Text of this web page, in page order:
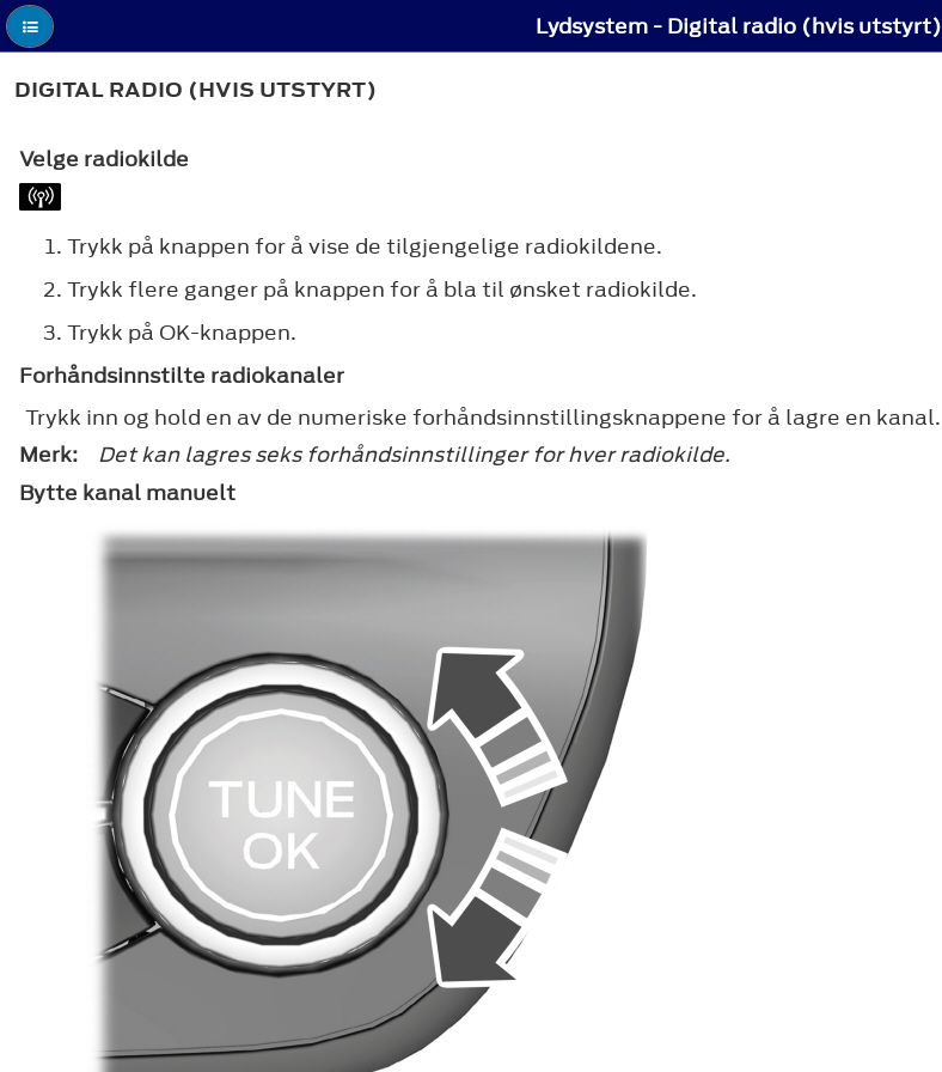
Lydsystem - Digital radio (hvis utstyrt)
DIGITAL RADIO (HVIS UTSTYRT)
Velge radiokilde
Trykk på knappen for å vise de tilgjengelige radiokildene.
Trykk flere ganger på knappen for å bla til ønsket radiokilde.
Trykk på OK-knappen.
Forhåndsinnstilte radiokanaler
Trykk inn og hold en av de numeriske forhåndsinnstillingsknappene for å lagre en kanal.
Merk:
Det kan lagres seks forhåndsinnstillinger for hver radiokilde.
Bytte kanal manuelt